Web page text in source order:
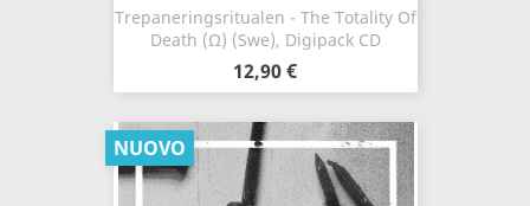
Trepaneringsritualen - The Totality Of
Death (Ω) (Swe), Digipack CD
12,90 €
NUOVO